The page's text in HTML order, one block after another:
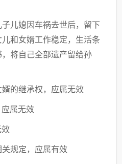
儿媳因车祸去世后，留下
和女婿工作稳定，生活条
将自己全部遗产留给孙
的继承权，应属无效
属无效
效
规定，应属有效